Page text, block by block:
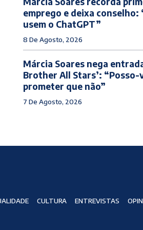
emprego e deixa conselho:
usem o ChatGPT”
8 De Agosto, 2026
Márcia Soares nega
Brother All Stars’: “Posso-
prometer que não”
7 De Agosto, 2026
CULTURA ENTREVISTAS